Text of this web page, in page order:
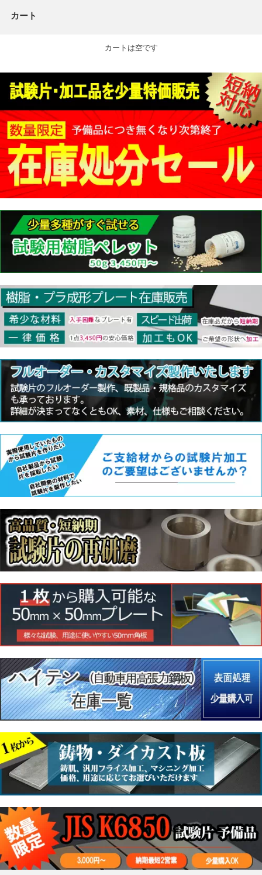
カート
カートは空です